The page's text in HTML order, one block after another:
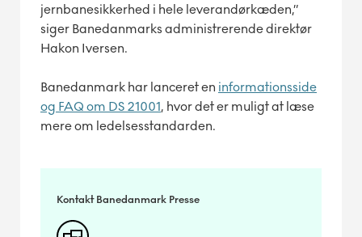
jernbanesikkerhed i hele leverandørkæden,”
siger Banedanmarks administrerende direktør
Hakon Iversen.
Banedanmark har lanceret en informationsside
og FAQ om DS 21001, hvor det er muligt at læse
mere om ledelsesstandarden.
Kontakt Banedanmark Presse